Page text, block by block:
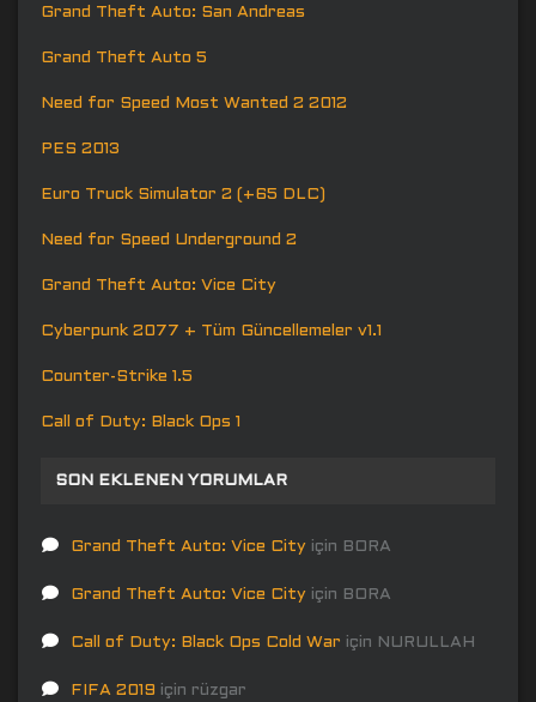
Grand Theft Auto: San Andreas
Grand Theft Auto 5
Need for Speed Most Wanted 2 2012
PES 2013
Euro Truck Simulator 2 (+65 DLC)
Need for Speed Underground 2
Grand Theft Auto: Vice City
Cyberpunk 2077 + Tüm Güncellemeler v1.1
Counter-Strike 1.5
Call of Duty: Black Ops 1
SON EKLENEN YORUMLAR
Grand Theft Auto: Vice City için BORA
Grand Theft Auto: Vice City için BORA
Call of Duty: Black Ops Cold War için NURULLAH
FIFA 2019 için rüzgar